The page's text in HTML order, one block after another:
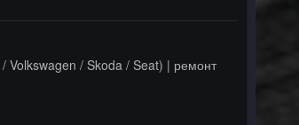
/ Volkswagen / Skoda / Seat) | ремонт